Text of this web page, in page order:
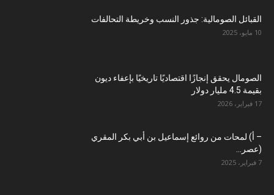
القبائل الصومالية: جذور النسب وخريطة التحالفات
10 مايو، 2025
الصومال يحقق إنجازًا اقتصاديًا تاريخيًا بإعفاء ديون
بقيمة 4.5 مليار دولار
17 فبراير، 2026
– أ) لمحات من روائع إسماعيل بن أبي بكر المقري
(عصر...
7 فبراير، 2025